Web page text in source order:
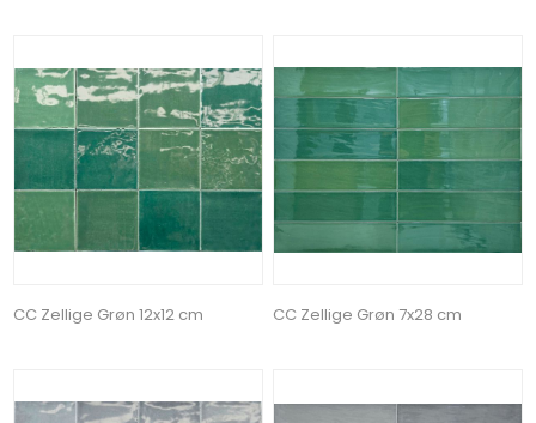
CC Zellige Grøn 12x12 cm CC Zellige Grøn 7x28 cm